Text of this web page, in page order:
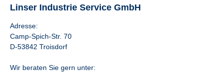
Linser Industrie Service GmbH
Adresse:
Camp-Spich-Str. 70
D-53842 Troisdorf
Wir beraten Sie gern unter: